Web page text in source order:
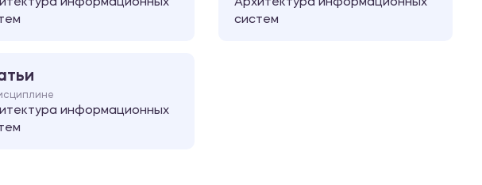
информационных
Архитектура информационных
систем
информационных